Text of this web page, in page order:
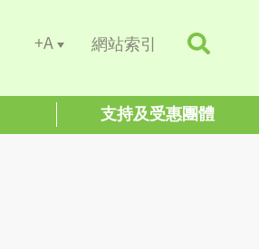
+A 網站索引
支持及受惠團體